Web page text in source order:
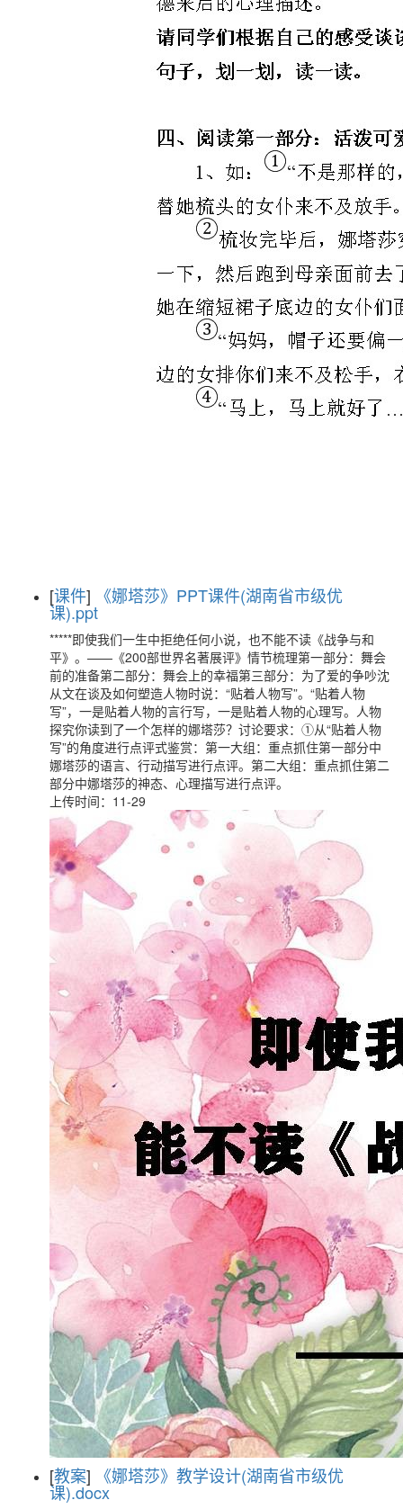
[课件] 《娜塔莎》PPT课件(湖南省市级优
课).ppt
*****即使我们一生中拒绝任何小说，也不能不读《战争与和
平》。——《200部世界名著展评》情节梳理第一部分：舞会
前的准备第二部分：舞会上的幸福第三部分：为了爱的争吵沈
从文在谈及如何塑造人物时说：“贴着人物写”。“贴着人物
写”，一是贴着人物的言行写，一是贴着人物的心理写。人物
探究你读到了一个怎样的娜塔莎？讨论要求：①从“贴着人物
写”的角度进行点评式鉴赏：第一大组：重点抓住第一部分中
娜塔莎的语言、行动描写进行点评。第二大组：重点抓住第二
部分中娜塔莎的神态、心理描写进行点评。
上传时间：11-29
[教案] 《娜塔莎》教学设计(湖南省市级优
课).docx